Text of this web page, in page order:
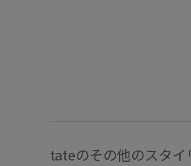
tateのその他のスタイ